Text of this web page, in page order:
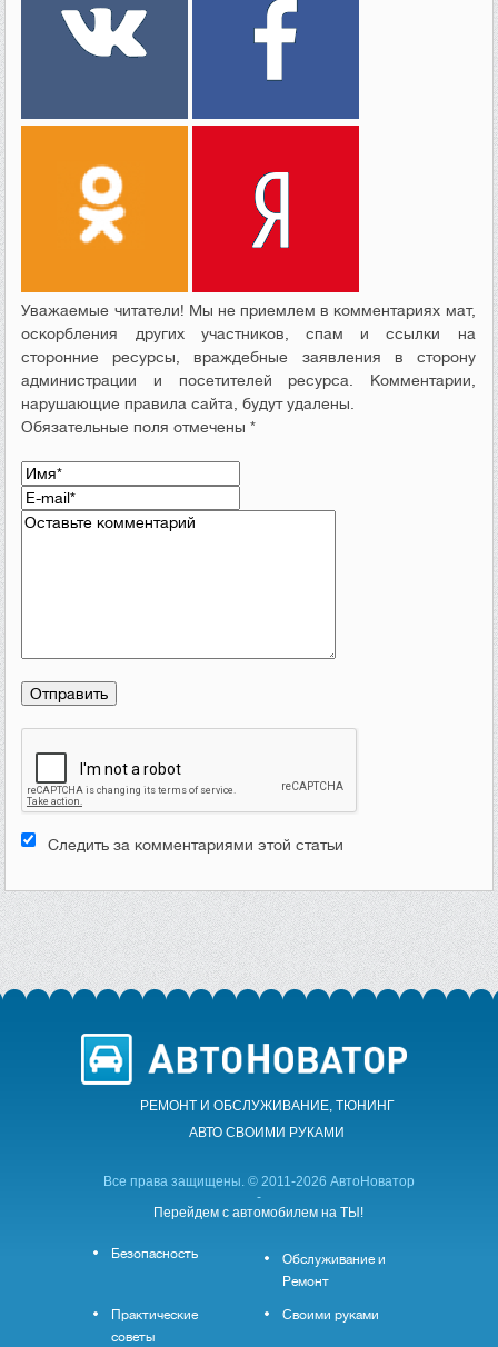
Уважаемые читатели! Мы не приемлем в комментариях мат,
оскорбления других участников, спам и ссылки на
сторонние ресурсы, враждебные заявления в сторону
администрации и посетителей ресурса. Комментарии,
нарушающие правила сайта, будут удалены.
Обязательные поля отмечены *
Следить за комментариями этой статьи
РЕМОНТ И ОБСЛУЖИВАНИЕ, ТЮНИНГ
АВТО CВОИМИ РУКАМИ
Все права защищены. © 2011-2026 АвтоНоватор
-
Перейдем с автомобилем на ТЫ!
Безопасность
Обслуживание и
Ремонт
Практические
советы
Своими руками